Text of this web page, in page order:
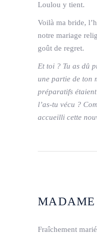
Loulou y tient.
Voilà ma bride,
notre mariage
goût de regret.
Et toi ? Tu as dû
une partie de ton
préparatifs
l’as-tu vécu ?
accueilli cette
Fraîchement